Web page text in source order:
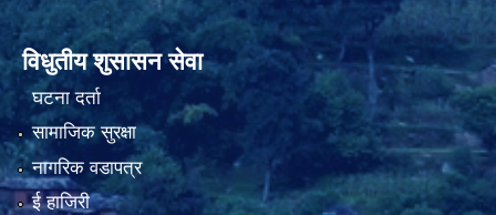
विधुतीय शुसासन सेवा
घटना दर्ता
सामाजिक सुरक्षा
नागरिक वडापत्र
ई हाजिरी